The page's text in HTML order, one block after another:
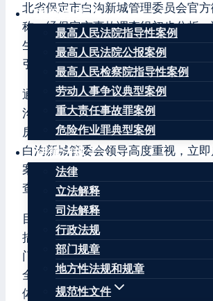
案例分享
最高人民法院指导性案例
最高人民法院公报案例
最高人民检察院指导性案例
劳动人事争议典型案例
重大责任事故罪案例
危险作业罪典型案例
法律法规
法律
立法解释
司法解释
行政法规
部门规章
地方性法规和规章
规范性文件
北省保定市白沟新城管理委员会官
称，经保定市事故调查组初步分析
生的“致6人死亡公司厂房起火事故”
引燃可燃气体引发。
通报称，7月28日16时30分左右，位
沟镇西芦僧村的保定茂乾箱包配件制
房发生起火事故。事故发生后，河北
白沟新城管委会领导高度重视，立
案，第一时间赶赴现场组织开展救援
查工作。事故共造成6人死亡。
目前，企业负责人及相关人员4人已
措施，事故善后工作正在依法有序
门指导下，保定市成立事故调查组
全面调查，初步分析，因电路老化打
体发生事故。保定市已就此召开全市